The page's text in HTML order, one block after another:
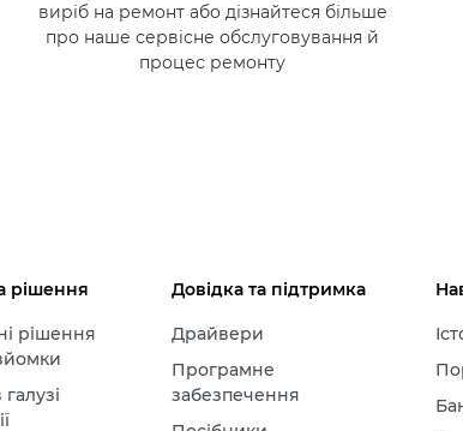
виріб на ремонт або дізнайтеся більше
про наше сервісне обслуговування й
процес ремонту
рішення
рішення
Довідка та підтримка
Драйвери
Програмне
забезпечення